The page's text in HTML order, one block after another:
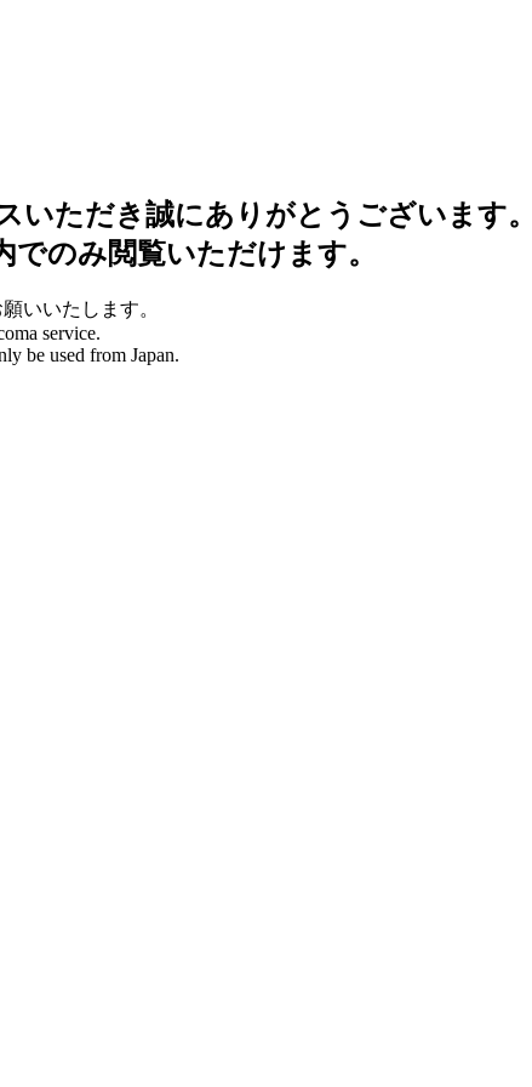
いただき誠にありがとうございます。
でのみ閲覧いただけます。
いいたします。
service.
be used from Japan.